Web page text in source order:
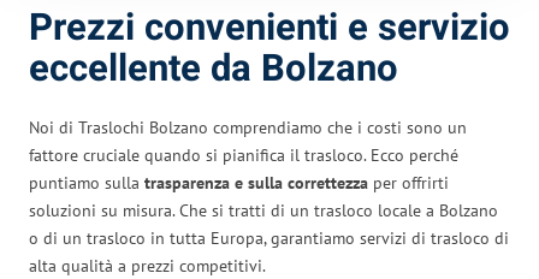
Prezzi convenienti e servizio
eccellente da Bolzano
Noi di Traslochi Bolzano comprendiamo che i costi sono un
fattore cruciale quando si pianifica il trasloco. Ecco perché
puntiamo sulla trasparenza e sulla correttezza per offrirti
soluzioni su misura. Che si tratti di un trasloco locale a Bolzano
o di un trasloco in tutta Europa, garantiamo servizi di trasloco di
alta qualità a prezzi competitivi.